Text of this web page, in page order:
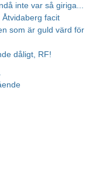
inte var så giriga...​
Åtvidaberg facit
som är guld värd för
dåligt, RF!